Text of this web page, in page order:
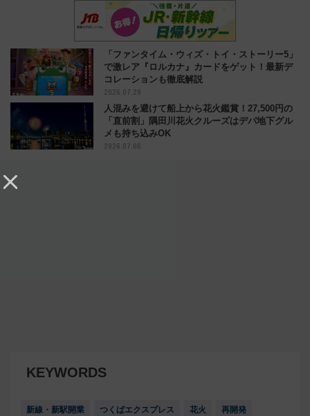
「ファンタイム・ウィズ・トイ・ストーリー5」
で激レア『ロルカナ』カードをゲット！最新デ
コレーションも徹底解説
2026.07.29
人混みを避けて船上から花火鑑賞！27,500円の
「直前割」隅田川花火クルーズはデパ地下グル
メも持ち込みOK
2026.07.06
KEYWORDS
新線・新駅開業 つくばエクスプレス 花火 再開発